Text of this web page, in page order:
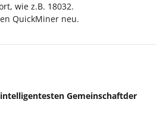
wie z.B. 18032.
QuickMiner neu.
Gemeinschaftder